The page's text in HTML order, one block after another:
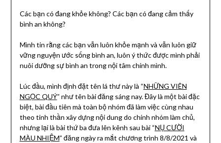
Các bạn có đang khỏe không? Các bạn có đang cảm thấy
bình an không?
Mình tin rằng các bạn vẫn luôn khỏe mạnh và vẫn luôn giữ
vững nguyện ước sống bình an, luôn ý thức được mình phải
nuôi dưỡng sự bình an trong nội tâm chính mình.
Lúc đầu, mình định đặt tên lá thư này là “NHỮNG VIÊN
NGỌC QUÝ” như tên bài đăng sáng nay. Đây là một bài đặc
biệt, bài đầu tiên mà toàn bộ nhóm đã làm việc cùng nhau
theo tinh thần xây dựng nội dung do chính nhóm làm chủ,
nhưng lại là bài thứ ba đưa lên kênh sau bài “NỤ CƯỜI
MÀU NHIỆM” đăng ngày ra mắt chương trình 8/8/2021 và